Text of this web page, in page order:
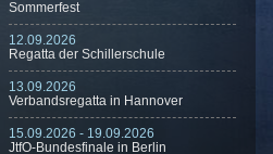
Sommerfest
12.09.2026
Regatta der Schillerschule
13.09.2026
Verbandsregatta in Hannover
15.09.2026 - 19.09.2026
JtfO-Bundesfinale in Berlin